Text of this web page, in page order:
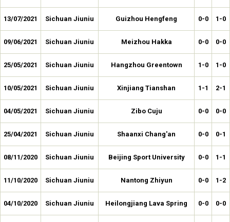
13/07/2021 Sichuan Jiuniu Guizhou Hengfeng 0-0 1-0
09/06/2021 Sichuan Jiuniu Meizhou Hakka 0-0 0-0
25/05/2021 Sichuan Jiuniu Hangzhou Greentown 1-0 1-0
10/05/2021 Sichuan Jiuniu Xinjiang Tianshan 1-1 2-1
04/05/2021 Sichuan Jiuniu Zibo Cuju 0-0 0-0
25/04/2021 Sichuan Jiuniu Shaanxi Chang'an 0-0 0-1
08/11/2020 Sichuan Jiuniu Beijing Sport University 0-0 1-1
11/10/2020 Sichuan Jiuniu Nantong Zhiyun 0-0 1-2
04/10/2020 Sichuan Jiuniu Heilongjiang Lava Spring 0-0 0-0